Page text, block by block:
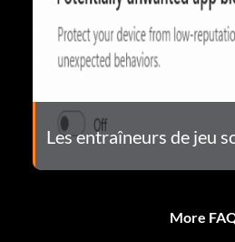
Les entraîneurs de jeu
More